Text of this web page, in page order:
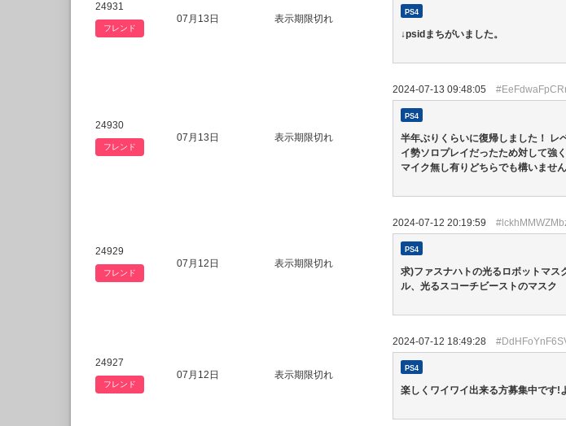
24931
フレンド
07月13日 表示期限切れ
PS4
↓psidまちがいました。
24930
フレンド
07月13日 表示期限切れ
2024-07-13 09:48:05
PS4
半年ぶりくらいに復帰しました！ レ
イ勢ソロプレイだったため対して強
マイク無し有りどちらでも構いませ
24929
フレンド
07月12日 表示期限切れ
2024-07-12 20:19:59
PS4
求)ファスナハトの光るロボットマス
ル、光るスコーチビーストのマスク
24927
フレンド
07月12日 表示期限切れ
2024-07-12 18:49:28
PS4
楽しくワイワイ出来る方募集中です!